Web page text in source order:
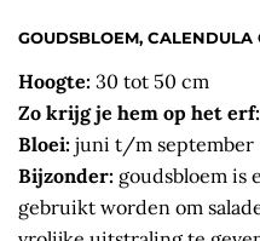
GOUDSBLOEM, CALENDULA
Hoogte: 30 tot 50 cm
Zo krijg je hem op het erf:
Bloei: juni t/m september
Bijzonder: goudsbloem is
gebruikt worden om